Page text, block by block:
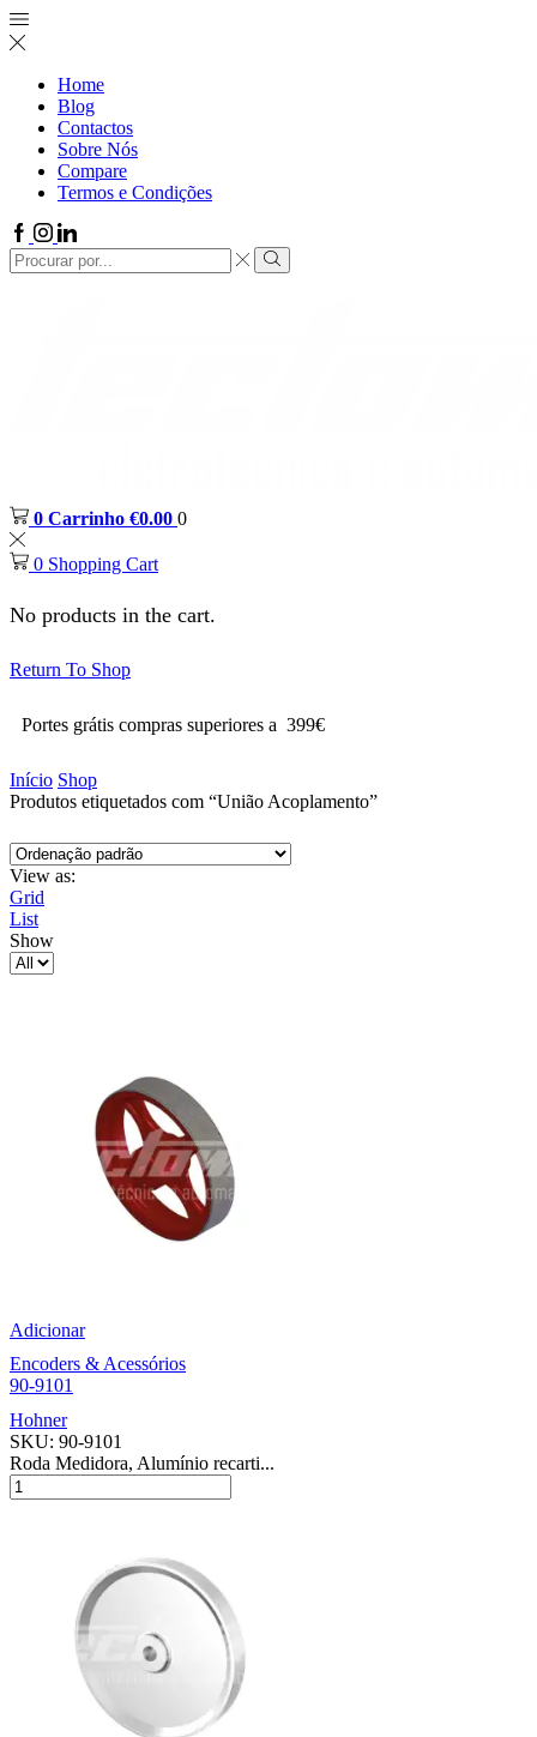
Home
Blog
Contactos
Sobre Nós
Compare
Termos e Condições
0 Carrinho €0.00 0
0 Shopping Cart
No products in the cart.
Return To Shop
Portes grátis compras superiores a 399€
Início Shop
Produtos etiquetados com “União Acoplamento”
View as:
Grid
List
Show
Adicionar
Encoders & Acessórios
90-9101
Hohner
SKU: 90-9101
Roda Medidora, Alumínio recarti...